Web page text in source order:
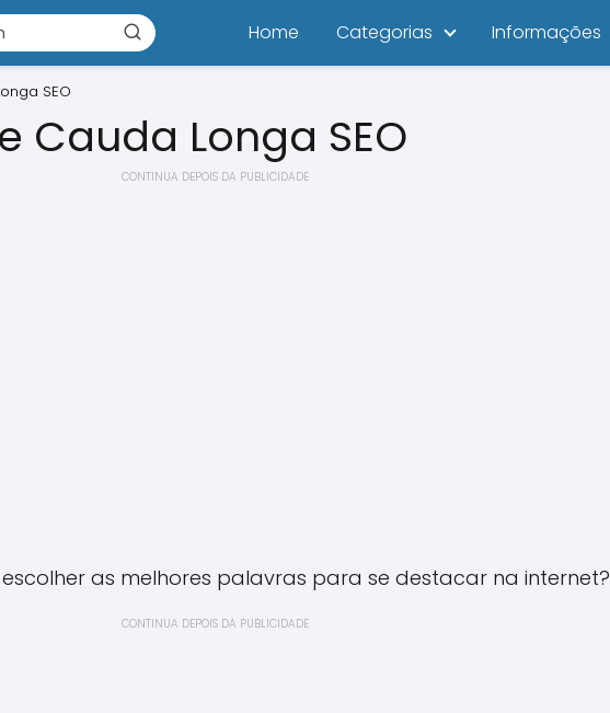
Home Categorias Informações
SEO
Cauda Longa SEO
CONTINUA DEPOIS DA PUBLICIDADE
as melhores palavras para se destacar na internet?
CONTINUA DEPOIS DA PUBLICIDADE